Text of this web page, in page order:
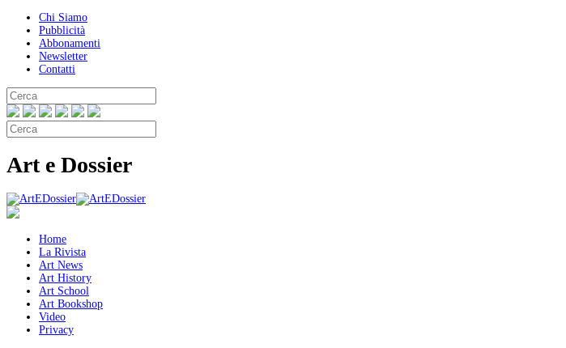
Chi Siamo
Pubblicità
Abbonamenti
Newsletter
Contatti
Art e Dossier
Home
La Rivista
Art News
Art History
Art School
Art Bookshop
Video
Privacy